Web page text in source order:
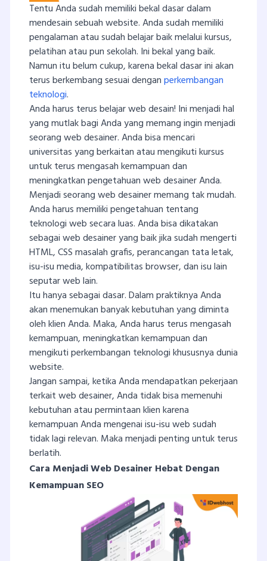
Tentu Anda sudah memiliki bekal dasar dalam
mendesain sebuah website. Anda sudah memiliki
pengalaman atau sudah belajar baik melalui kursus,
pelatihan atau pun sekolah. Ini bekal yang baik.
Namun itu belum cukup, karena bekal dasar ini akan
terus berkembang sesuai denganperkembangan
teknologi.
Anda harus terus belajar web desain! Ini menjadi hal
yang mutlak bagi Anda yang memang ingin menjadi
seorang web desainer. Anda bisa mencari
universitas yang berkaitan atau mengikuti kursus
untuk terus mengasah kemampuan dan
meningkatkan pengetahuan web desainer Anda.
Menjadi seorang web desainer memang tak mudah.
Anda harus memiliki pengetahuan tentang
teknologi web secara luas. Anda bisa dikatakan
sebagai web desainer yang baik jika sudah mengerti
HTML, CSS masalah grafis, perancangan tata letak,
isu-isu media, kompatibilitas browser, dan isu lain
seputar web lain.
Itu hanya sebagai dasar. Dalam praktiknya Anda
akan menemukan banyak kebutuhan yang diminta
oleh klien Anda. Maka, Anda harus terus mengasah
kemampuan, meningkatkan kemampuan dan
mengikuti perkembangan teknologi khususnya dunia
website.
Jangan sampai, ketika Anda mendapatkan pekerjaan
terkait web desainer, Anda tidak bisa memenuhi
kebutuhan atau permintaan klien karena
kemampuan Anda mengenai isu-isu web sudah
tidak lagi relevan. Maka menjadi penting untuk terus
berlatih.
Cara Menjadi Web Desainer Hebat Dengan
Kemampuan SEO